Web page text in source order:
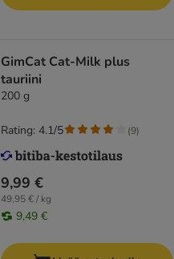
GimCat Cat-Milk plus
tauriini
200 g
9,99 €
49,95 € / kg
9,49 €
Rating: 4.1/5 (9)